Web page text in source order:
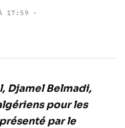
17:59 ·
Djamel Belmadi,
pour les
par le